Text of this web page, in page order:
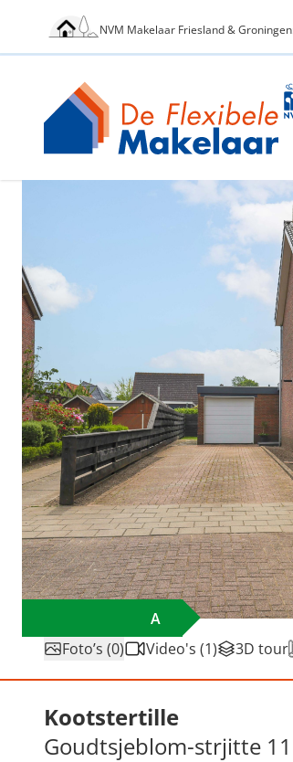
NVM Makelaar Friesland &
A
Foto’s (0)
Video's (1) 3D tour
Verkocht:
Kootstertille
Goudtsjeblom-strjitte 11